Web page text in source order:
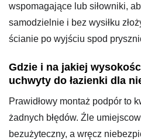
wspomagające lub siłowniki,
samodzielnie i bez wysiłku
ścianie po wyjściu spod
Gdzie i na jakiej
uchwyty do łazienki dla
Prawidłowy montaż podpór to
żadnych błędów. Źle
bezużyteczny, a wręcz